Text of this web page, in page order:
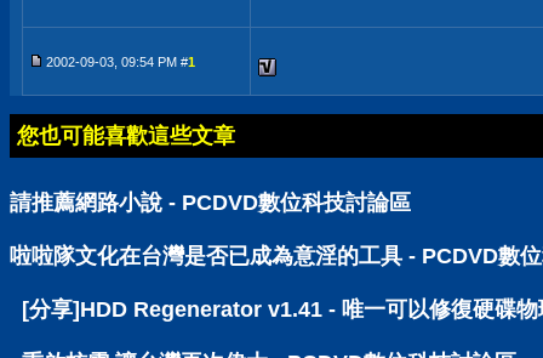
2002-09-03, 09:54 PM #1
您也可能喜歡這些文章
請推薦網路小說 - PCDVD數位科技討論區
啦啦隊文化在台灣是否已成為意淫的工具 - PCDVD數
[分享]HDD Regenerator v1.41 - 唯一可以修復硬碟